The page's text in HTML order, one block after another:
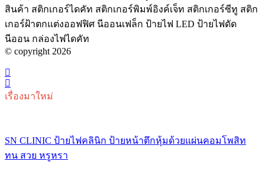
สินค้า สติกเกอร์ไดคัท สติกเกอร์พิมพ์อิงค์เจ็ท สติกเกอร์ซีทู สติก
เกอร์ฝ้าตกแต่งออฟฟิศ นีออนเฟล็ก ป้ายไฟ LED ป้ายไฟดัด
นีออน กล่องไฟไดคัท
© copyright 2026
เรื่องมาใหม่
SN CLINIC ป้ายไฟคลินิก ป้ายหน้าตึกหุ้มด้วยแผ่นคอมโพสิท
ทน สวย หรูหรา